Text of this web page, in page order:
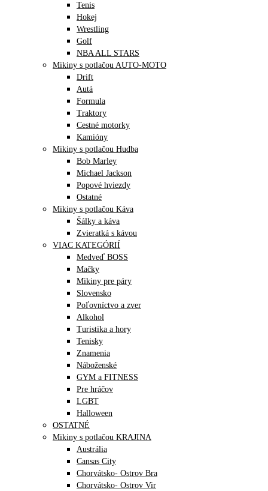
Tenis
Hokej
Wrestling
Golf
NBA ALL STARS
Mikiny s potlačou AUTO-MOTO
Drift
Autá
Formula
Traktory
Cestné motorky
Kamióny
Mikiny s potlačou Hudba
Bob Marley
Michael Jackson
Popové hviezdy
Ostatné
Mikiny s potlačou Káva
Šálky a káva
Zvieratká s kávou
VIAC KATEGÓRIÍ
Medveď BOSS
Mačky
Mikiny pre páry
Slovensko
Poľovníctvo a zver
Alkohol
Turistika a hory
Tenisky
Znamenia
Náboženské
GYM a FITNESS
Pre hráčov
LGBT
Halloween
OSTATNÉ
Mikiny s potlačou KRAJINA
Austrália
Cansas City
Chorvátsko- Ostrov Bra
Chorvátsko- Ostrov Vir